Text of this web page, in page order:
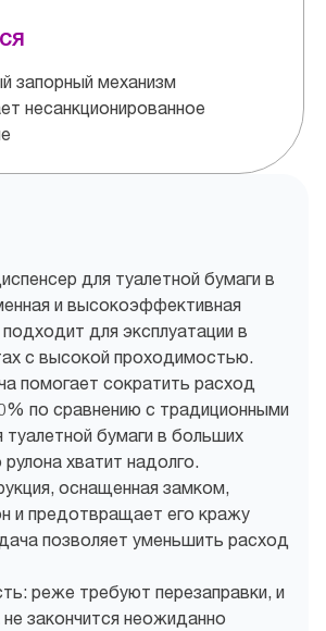
запорный механизм
несанкционированное
для туалетной бумаги в
и высокоэффективная
для эксплуатации в
с высокой проходимостью.
помогает сократить расход
по сравнению с традиционными
бумаги в больших
хватит надолго.
оснащенная замком,
и предотвращает его кражу
позволяет уменьшить расход
реже требуют перезаправки, и
не закончится неожиданно